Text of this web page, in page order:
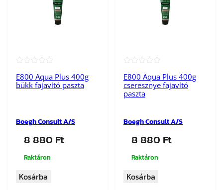
E800 Aqua Plus 400g
bükk fajavító paszta
Boegh Consult A/S
8 880 Ft
Raktáron
Kosárba
E800 Aqua Plus 400g
cseresznye fajavító
paszta
Boegh Consult A/S
8 880 Ft
Raktáron
Kosárba